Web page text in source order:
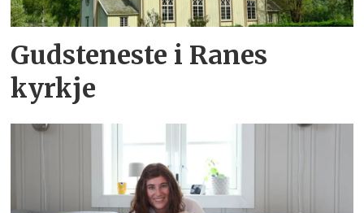
Gudsteneste i Ranes
kyrkje